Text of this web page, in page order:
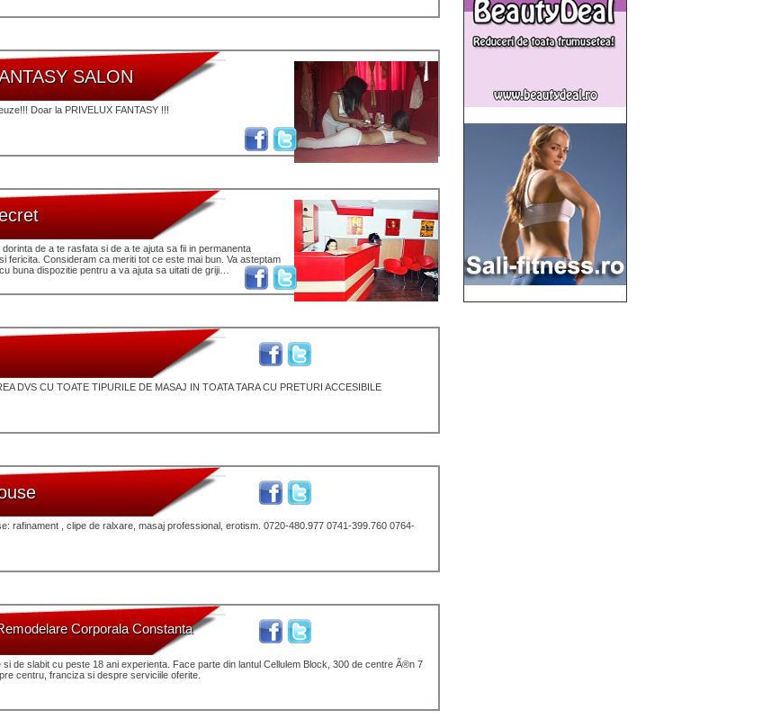
SALON
Doar la PRIVELUX FANTASY !!!
de a te rasfata si de a te ajuta sa fii in permanenta
fericita. Consideram ca meriti tot ce este mai bun. Va asteptam
buna dispozitie pentru a va ajuta sa uitati de griji…
DVS CU TOATE TIPURILE DE MASAJ IN TOATA TARA CU PRETURI ACCESIBILE
rafinament , clipe de ralxare, masaj professional, erotism. 0720-480.977 0741-399.760 0764-
Corporala Constanta
de slabit cu peste 18 ani experienta. Face parte din lantul Cellulem Block, 300 de centre Ã®n 7
centru, franciza si despre serviciile oferite.